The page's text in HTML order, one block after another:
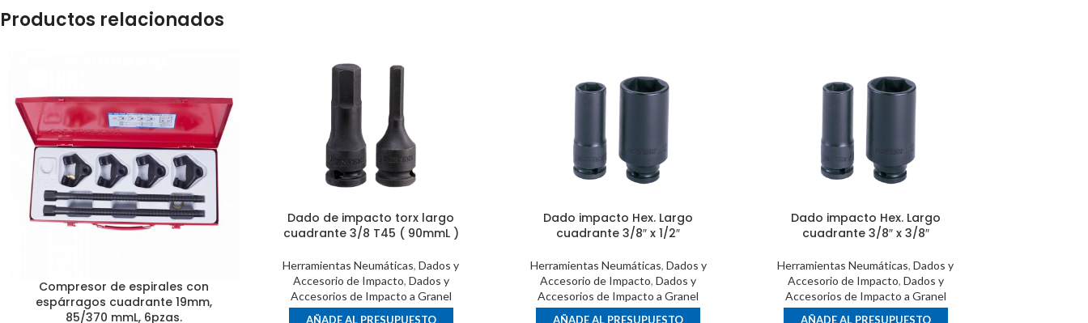
Productos relacionados
Compresor de espirales con
espárragos cuadrante 19mm,
85/370 mmL, 6pzas.
Dado de impacto torx largo
cuadrante 3/8 T45 ( 90mmL )
Herramientas Neumáticas,Dados y
Accesorio de Impacto, Dados y
Accesorios de Impacto a Granel
AÑADE AL PRESUPUESTO
Dado impacto Hex. Largo
cuadrante 3/8″ x 1/2″
Herramientas Neumáticas, Dados y
Accesorio de Impacto,Dados y
Accesorios de Impacto a Granel
AÑADE AL PRESUPUESTO
Dado impacto Hex. Largo
cuadrante 3/8″ x 3/8″
Herramientas Neumáticas,Dados y
Accesorio de Impacto, Dados y
Accesorios de Impacto a Granel
AÑADE AL PRESUPUESTO